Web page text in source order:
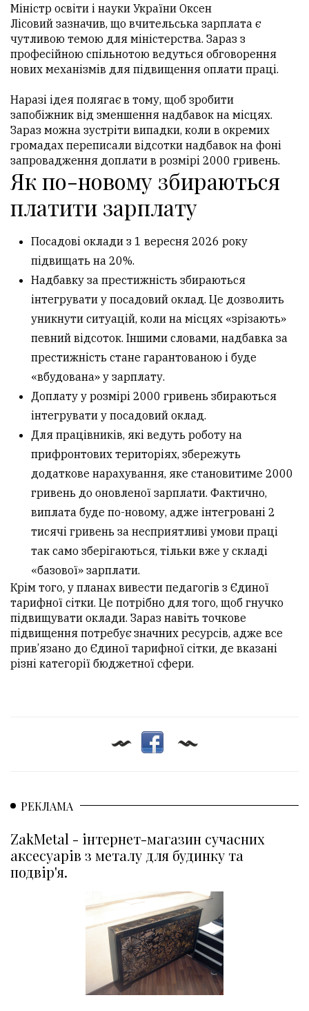
Міністр освіти і науки України Оксен
Лісовий зазначив, що вчительська зарплата є
чутливою темою для міністерства. Зараз з
професійною спільнотою ведуться обговорення
нових механізмів для підвищення оплати праці.
Наразі ідея полягає в тому, щоб зробити
запобіжник від зменшення надбавок на місцях.
Зараз можна зустріти випадки, коли в окремих
громадах переписали відсотки надбавок на фоні
запровадження доплати в розмірі 2000 гривень.
Як по-новому збираються
платити зарплату
Посадові оклади з 1 вересня 2026 року
підвищать на 20%.
Надбавку за престижність збираються
інтегрувати у посадовий оклад. Це дозволить
уникнути ситуацій, коли на місцях «зрізають»
певний відсоток. Іншими словами, надбавка за
престижність стане гарантованою і буде
«вбудована» у зарплату.
Доплату у розмірі 2000 гривень збираються
інтегрувати у посадовий оклад.
Для працівників, які ведуть роботу на
прифронтових територіях, збережуть
додаткове нарахування, яке становитиме 2000
гривень до оновленої зарплати. Фактично,
виплата буде по-новому, адже інтегровані 2
тисячі гривень за несприятливі умови праці
так само зберігаються, тільки вже у складі
«базової» зарплати.
Крім того, у планах вивести педагогів з Єдиної
тарифної сітки. Це потрібно для того, щоб гнучко
підвищувати оклади. Зараз навіть точкове
підвищення потребує значних ресурсів, адже все
прив’язано до Єдиної тарифної сітки, де вказані
різні категорії бюджетної сфери.
РЕКЛАМА
ZakMetal - інтернет-магазин сучасних
аксесуарів з металу для будинку та
подвір'я.